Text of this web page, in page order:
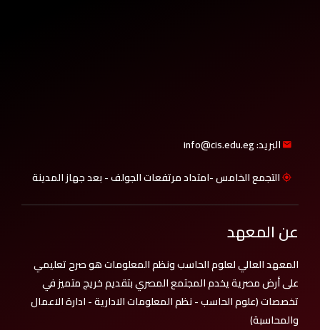
البريد: info@cis.edu.eg
التجمع الخامس -امتداد مرتفعات الجولف - بعد جهاز المدينة
عن المعهد
المعهد العالي لعلوم الحاسب ونظم المعلومات هو صرح تعليمي
على أرض مصرية يخدم المجتمع المصري بتقديم خريج متميز في
تخصصات (علوم الحاسب - نظم المعلومات الادارية - ادارة الاعمال
والمحاسبة)